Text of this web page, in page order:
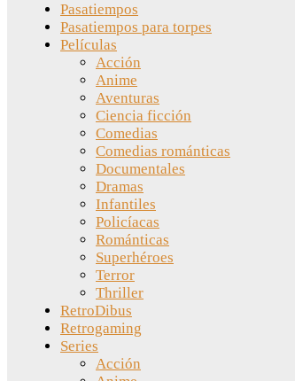
Pasatiempos
Pasatiempos para torpes
Películas
Acción
Anime
Aventuras
Ciencia ficción
Comedias
Comedias románticas
Documentales
Dramas
Infantiles
Policíacas
Románticas
Superhéroes
Terror
Thriller
RetroDibus
Retrogaming
Series
Acción